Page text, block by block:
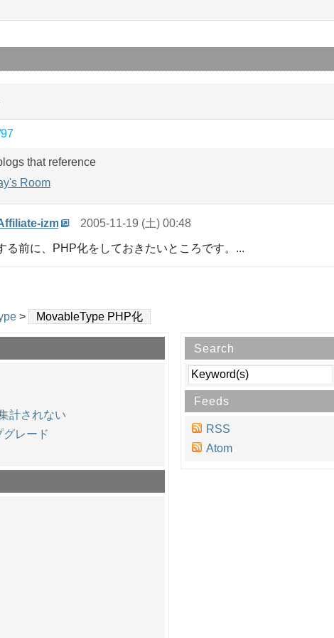
that reference
Room
izm 2005-11-19 (土) 00:48
る前に、PHP化をしておきたいところです。...
> MovableType PHP化
計されない
グレード
Search
Feeds
RSS
Atom